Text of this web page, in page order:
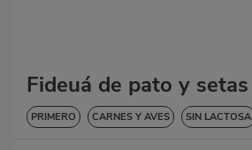
Fideuá de pato y setas
PRIMERO CARNES Y AVES SIN LACTOSA